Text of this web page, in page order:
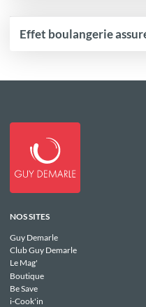
Effet boulangerie
NOS SITES
Guy Demarle
Club Guy Demarle
Le Mag'
Boutique
Be Save
i-Cook'in